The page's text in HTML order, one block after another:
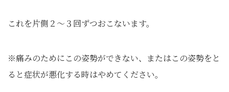
これを片側２～３回ずつおこないます。
※痛みのためにこの姿勢ができない、またはこの姿勢をと
ると症状が悪化する時はやめてください。